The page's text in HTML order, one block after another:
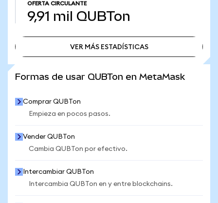
OFERTA CIRCULANTE
9,91 mil QUBTon
VER MÁS ESTADÍSTICAS
Formas de usar QUBTon en MetaMask
Comprar QUBTon
Empieza en pocos pasos.
Vender QUBTon
Cambia QUBTon por efectivo.
Intercambiar QUBTon
Intercambia QUBTon en y entre blockchains.